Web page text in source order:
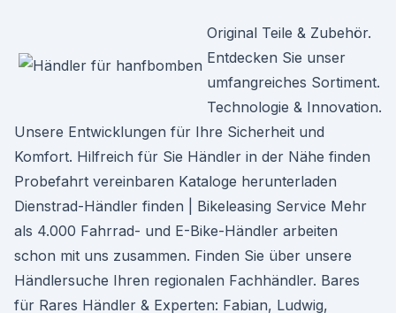
Original Teile & Zubehör.
Entdecken Sie unser
umfangreiches Sortiment.
Technologie & Innovation.
Unsere Entwicklungen für Ihre Sicherheit und
Komfort. Hilfreich für Sie Händler in der Nähe finden
Probefahrt vereinbaren Kataloge herunterladen
Dienstrad-Händler finden | Bikeleasing Service Mehr
als 4.000 Fahrrad- und E-Bike-Händler arbeiten
schon mit uns zusammen. Finden Sie über unsere
Händlersuche Ihren regionalen Fachhändler. Bares
für Rares Händler & Experten: Fabian, Ludwig,